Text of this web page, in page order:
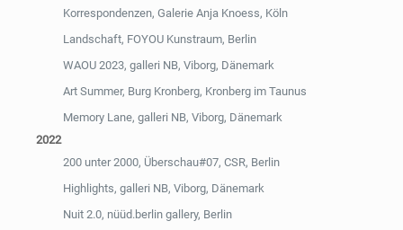
Korrespondenzen, Galerie Anja Knoess, Köln
Landschaft, FOYOU Kunstraum, Berlin
WAOU 2023, galleri NB, Viborg, Dänemark
Art Summer, Burg Kronberg, Kronberg im Taunus
Memory Lane, galleri NB, Viborg, Dänemark
2022
200 unter 2000, Überschau#07, CSR, Berlin
Highlights, galleri NB, Viborg, Dänemark
Nuit 2.0, nüüd.berlin gallery, Berlin